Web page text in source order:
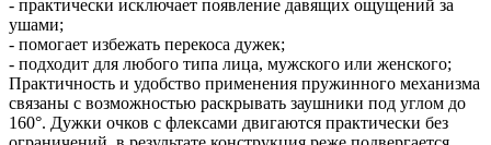
- практически исключает появление давящих ощущений за
ушами;
- помогает избежать перекоса дужек;
- подходит для любого типа лица, мужского или женского;
Практичность и удобство применения пружинного механизма
связаны с возможностью раскрывать заушники под углом до
160°. Дужки очков с флексами двигаются практически без